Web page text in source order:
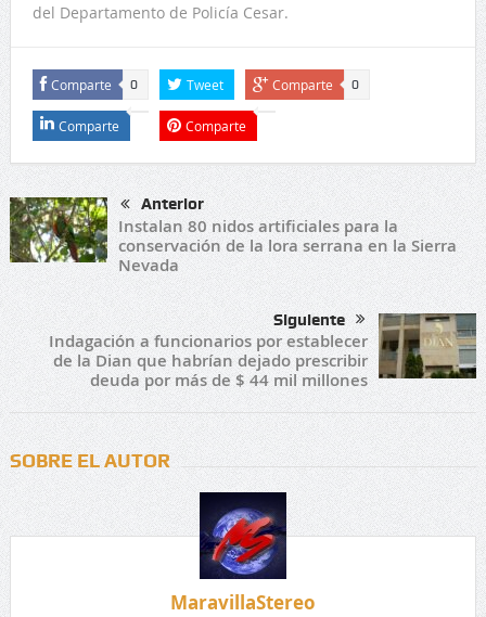
del Departamento de Policía Cesar.
Comparte 0 Tweet Comparte 0
Comparte Comparte
Anterior
Instalan 80 nidos artificiales para la
conservación de la lora serrana en la Sierra
Nevada
Siguiente
Indagación a funcionarios por establecer
de la Dian que habrían dejado prescribir
deuda por más de $ 44 mil millones
SOBRE EL AUTOR
MaravillaStereo